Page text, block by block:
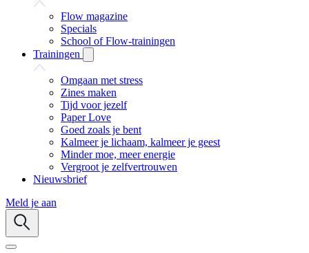
Flow magazine
Specials
School of Flow-trainingen
Trainingen
Omgaan met stress
Zines maken
Tijd voor jezelf
Paper Love
Goed zoals je bent
Kalmeer je lichaam, kalmeer je geest
Minder moe, meer energie
Vergroot je zelfvertrouwen
Nieuwsbrief
Meld je aan